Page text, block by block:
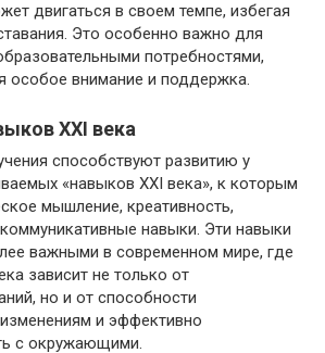
двигаться в своем темпе, избегая
Это особенно важно для
потребностями,
особое внимание и поддержка.
XXI века
способствуют развитию у
«навыков XXI века», к которым
мышление, креативность,
навыки. Эти навыки
важными в современном мире, где
зависит не только от
но и от способности
и эффективно
с окружающими.